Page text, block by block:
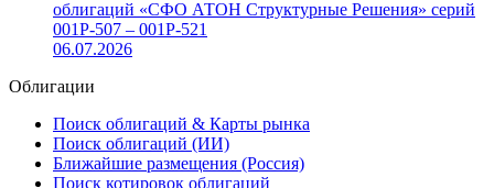
«СФО Атон Структурные Решения» выкупил по оферте
облигации серии 001Р-257
13.07.2026
облигаций «СФО АТОН Структурные Решения» серий
06.07.2026
Облигации